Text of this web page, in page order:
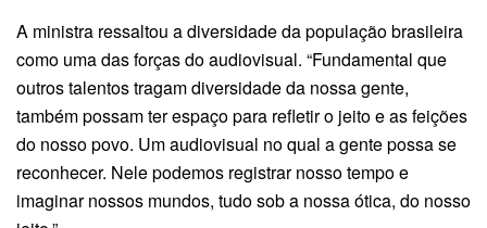
A ministra ressaltou a diversidade da população brasileira
como uma das forças do audiovisual. “Fundamental que
outros talentos tragam diversidade da nossa gente,
também possam ter espaço para refletir o jeito e as feições
do nosso povo. Um audiovisual no qual a gente possa se
reconhecer. Nele podemos registrar nosso tempo e
imaginar nossos mundos, tudo sob a nossa ótica, do nosso